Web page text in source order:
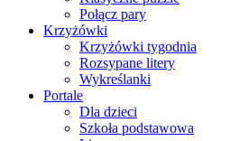
Połącz pary
Krzyżówki
Krzyżówki tygodnia
Rozsypane litery
Wykreślanki
Portale
Dla dzieci
Szkoła podstawowa